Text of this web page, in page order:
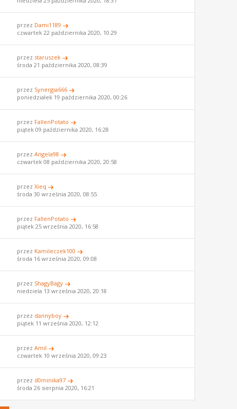
przez Dami1189
czwartek 22 października 2020, 10:29
przez staruszek
środa 21 października 2020, 08:39
przez Synergia666
poniedziałek 19 października 2020, 00:26
przez FallenPotato
piątek 09 października 2020, 16:28
przezAngela98
czwartek 08 października 2020, 20:58
przezXieq
środa 30 września 2020, 08:55
przez FallenPotato
piątek 25 września 2020, 16:58
przez Kamileczek100
środa 16 września 2020, 09:08
przez ShagyBagy
niedziela 13 września 2020, 20:18
przez dannyboy
piątek 11 września 2020, 12:12
przezAmil
czwartek 10 września 2020, 09:23
przez d0minika97
środa 26 sierpnia 2020, 16:21